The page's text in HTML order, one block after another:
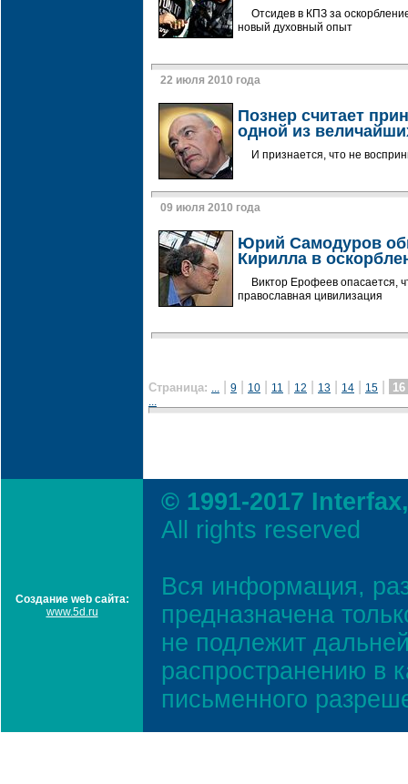
Отсидев в КПЗ за
новый духовный опыт
22 июля 2010 года
Познер считает
одной из
И признается, что не
09 июля 2010 года
Юрий Самодуров
Кирилла в
Виктор Ерофеев опасается,
православная цивилизация
Страница: ... 9 10 11 12 13 14 15 16
...
Создание web сайта:
www.5d.ru
© 1991-2017
All rights reserved
Вся информация,
предназначена
не подлежит
распространению в
письменного